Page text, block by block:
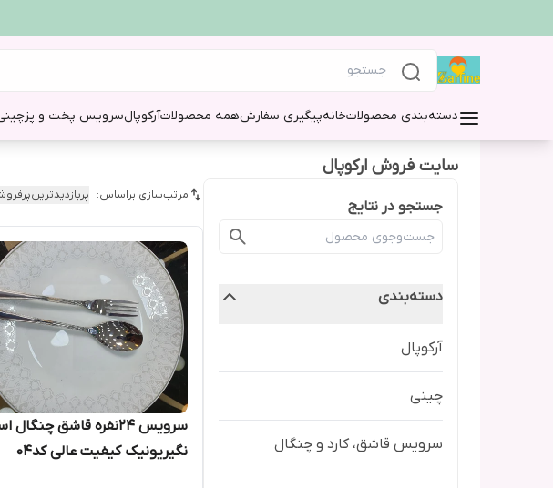
دسته‌بندی محصولاتخانهپیگیری سفارشهمه محصولاتآرکوپالسرویس پخت و پز
سایت فروش ارکوپال
جستجو در نتایج
دسته‌بندی
آرکوپال
چینی
سرویس قاشق، کارد و چنگال
مرتب‌سازی براساس: پربازدیدترین
سرویس 24نفره قاشق
نگیریونیک کیفیت عالی کد04